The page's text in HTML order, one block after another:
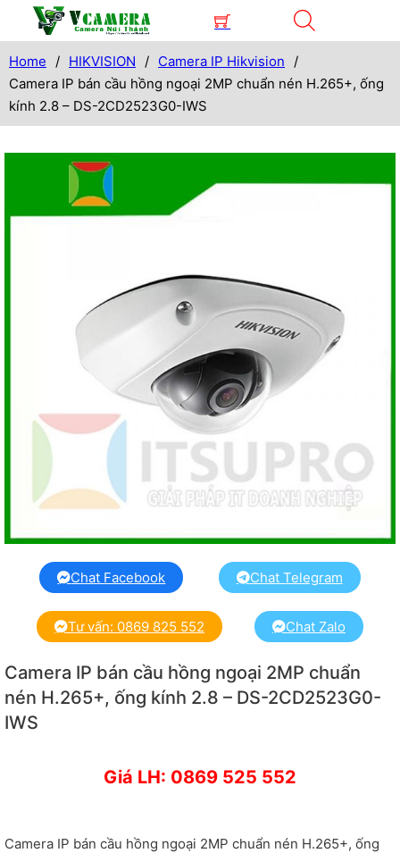
Home / HIKVISION / Camera IP Hikvision
/
Camera IP bán cầu hồng ngoại 2MP chuẩn nén H.265+, ống
kính 2.8 – DS-2CD2523G0-IWS
Chat Facebook Chat Telegram
Tư vấn: 0869 825 552 Chat Zalo
Camera IP bán cầu hồng ngoại 2MP chuẩn
nén H.265+, ống kính 2.8 – DS-2CD2523G0-
IWS
Giá LH: 0869 525 552
Camera IP bán cầu hồng ngoại 2MP chuẩn nén H.265+, ống